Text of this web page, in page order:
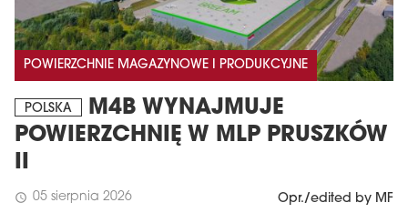
POWIERZCHNIE MAGAZYNOWE I PRODUKCYJNE
POLSKA
M4B WYNAJMUJE
POWIERZCHNIĘ W MLP PRUSZKÓW
II
schedule 05 sierpnia 2026 Opr./edited by MF